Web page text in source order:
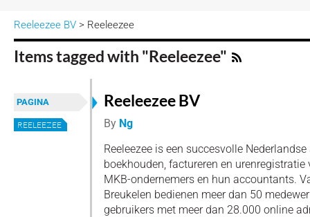
Reeleezee BV > Reeleezee
Items tagged with "Reeleezee"
PAGINA
REELEEZEE
Reeleezee BV
By Ng
Reeleezee is een succesvolle
boekhouden, factureren en urenregistratie
MKB-ondernemers en hun accountants.
Breukelen bedienen meer dan 50
gebruikers met meer dan 28.000 online